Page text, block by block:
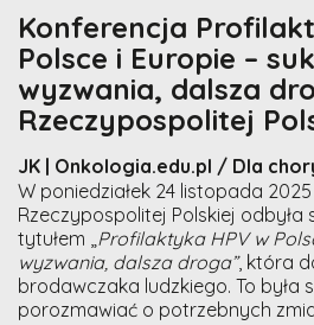
Konferencja
Polsce i Europie –
wyzwania, dalsza
Rzeczypospolitej
JK | Onkologia.edu.pl / Dla
W poniedziałek 24 listopada
Rzeczypospolitej Polskiej odbyła
tytułem „ Profilaktyka HPV w
wyzwania, dalsza droga”, która
brodawczaka ludzkiego. To była
porozmawiać o potrzebnych